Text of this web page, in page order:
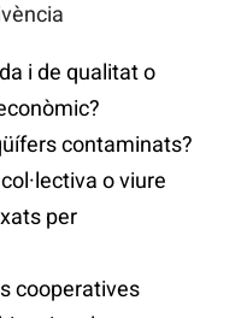
i de qualitat o
contaminats?
o viure
per
cooperatives